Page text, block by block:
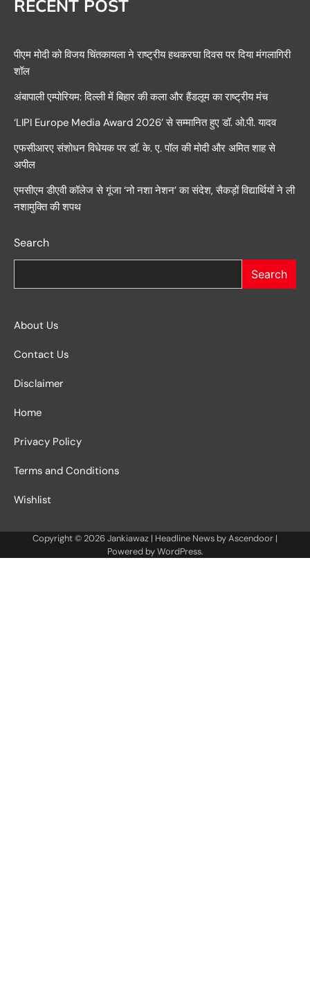
RECENT POST
पीएम मोदी को विजय चिंतकायला ने राष्ट्रीय हथकरघा दिवस पर दिया मंगलागिरी
शॉल
अंबापाली एम्पोरियम: दिल्ली में बिहार की कला और हैंडलूम का राष्ट्रीय मंच
‘LIPI Europe Media Award 2026’ से सम्मानित हुए डॉ. ओ.पी. यादव
एफसीआरए संशोधन विधेयक पर डॉ. के. ए. पॉल की मोदी और अमित शाह से
अपील
एमसीएम डीएवी कॉलेज से गूंजा ‘नो नशा नेशन’ का संदेश, सैकड़ों विद्यार्थियों ने ली
नशामुक्ति की शपथ
Search
Search
About Us
Contact Us
Disclaimer
Home
Privacy Policy
Terms and Conditions
Wishlist
Copyright © 2026Jankiawaz | Headline News byAscendoor |
Powered byWordPress.